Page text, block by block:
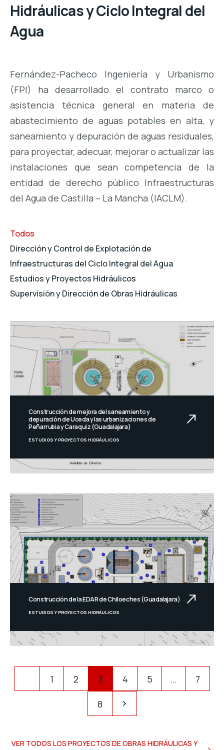
Hidráulicas y Ciclo Integral del
Agua
Fernández-Pacheco Ingeniería y Urbanismo
(FPI) ha desarrollado el contrato marco o
asistencia técnica general en materia de
abastecimiento de aguas potables en alta, y
saneamiento y depuración de aguas residuales,
para proyectar, adecuar, mejorar o actualizar las
instalaciones que sean competencia de la
entidad de derecho público Infraestructuras
del Agua de Castilla – La Mancha (IACLM).
Todos
Dirección y Control de Explotación de
Infraestructuras del Ciclo Integral del Agua
Estudios y Proyectos Hidráulicos
Supervisión y Dirección de Obras Hidráulicas
Construcción de mejora del saneamiento y
depuración de Uceda y las urbanizaciones de
Peñarrubia y Caraquiz (Guadalajara)
ESTUDIOS Y PROYECTOS HIDRÁULICOS
Construcción de la EDAR de Chiloeches (Guadalajara)
ESTUDIOS Y PROYECTOS HIDRÁULICOS
1 2 3 4 5 … 7
8
VER TODOS LOS PROYECTOS DE OBRAS HIDRÁULICAS Y